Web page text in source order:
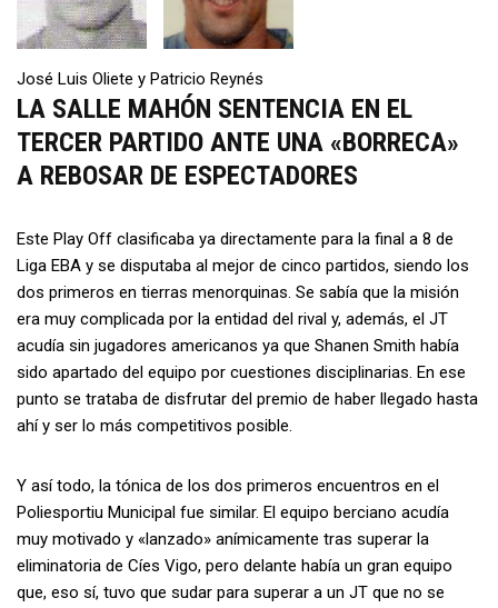
José Luis Oliete y Patricio Reynés
LA SALLE MAHÓN SENTENCIA EN EL
TERCER PARTIDO ANTE UNA «BORRECA»
A REBOSAR DE ESPECTADORES
Este Play Off clasificaba ya directamente para la final a 8 de
Liga EBA y se disputaba al mejor de cinco partidos, siendo los
dos primeros en tierras menorquinas. Se sabía que la misión
era muy complicada por la entidad del rival y, además, el JT
acudía sin jugadores americanos ya que Shanen Smith había
sido apartado del equipo por cuestiones disciplinarias. En ese
punto se trataba de disfrutar del premio de haber llegado hasta
ahí y ser lo más competitivos posible.
Y así todo, la tónica de los dos primeros encuentros en el
Poliesportiu Municipal fue similar. El equipo berciano acudía
muy motivado y «lanzado» anímicamente tras superar la
eliminatoria de Cíes Vigo, pero delante había un gran equipo
que, eso sí, tuvo que sudar para superar a un JT que no se